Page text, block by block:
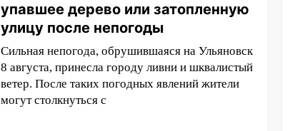
упавшее дерево или затопленную
улицу после непогоды
Сильная непогода, обрушившаяся на Ульяновск
8 августа, принесла городу ливни и шквалистый
ветер. После таких погодных явлений жители
могут столкнуться с